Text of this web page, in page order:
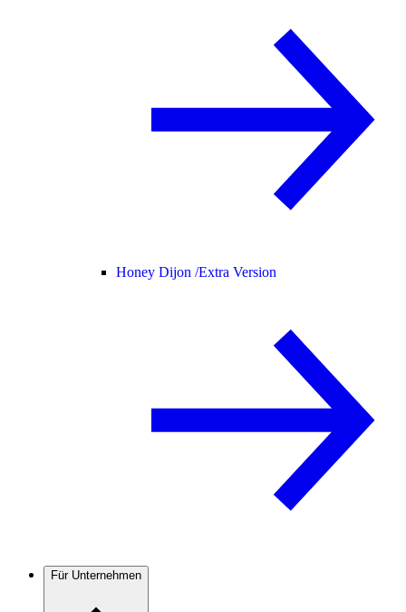
Honey Dijon /Extra Version
Für Unternehmen